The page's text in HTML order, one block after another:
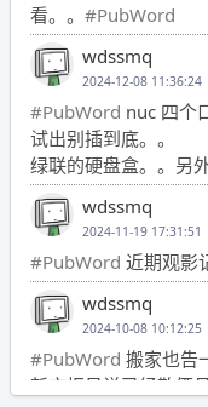
看。。 #PubWord
wdssmq
2024-12-08 11:36:24
#PubWord nuc 四个
试出别插到底。。
绿联的硬盘盒。。另
wdssmq
2024-11-19 17:31:51
#PubWord 近期观影
wdssmq
2024-10-08 10:12:25
#PubWord 搬家也告
新衣柜虽说已经散俩